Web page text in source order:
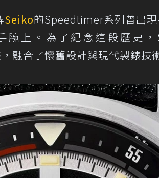
Seiko的Speedtimer系列曾出
腕上。為了紀念這段歷史
融合了懷舊設計與現代製錶技